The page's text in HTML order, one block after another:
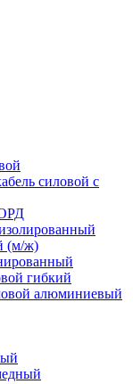
силовой с
(м/ж)
гибкий
алюминиевый